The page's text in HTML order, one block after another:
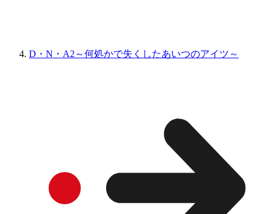
D・N・A2～何処かで失くしたあいつのアイツ～